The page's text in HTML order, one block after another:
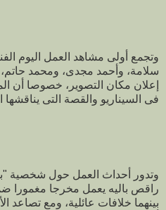
وتجمع أولى مشاهد العمل اليوم
سلامة، وأحمد مجدى، ومحمد
إعلان مكان التصوير، خصوصا أن
فى السيناريو والقصة التى
وتدور أحداث العمل حول شخصية
راقص باليه يعمل مخرجا مغمورا
بينهما خلافات عائلية، ومع